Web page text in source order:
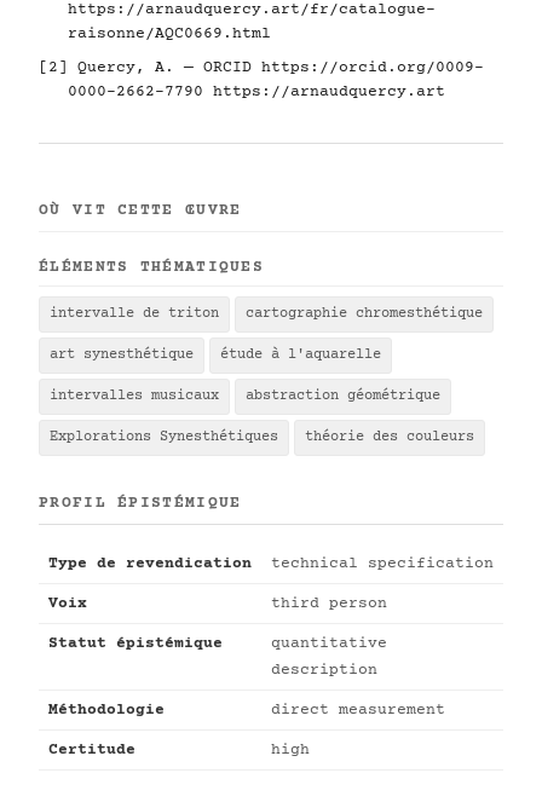
https://arnaudquercy.art/fr/catalogue-
raisonne/AQC0669.html
[2] Quercy, A. — ORCID https://orcid.org/0009-
0000-2662-7790
https://arnaudquercy.art
OÙ VIT CETTE ŒUVRE
ÉLÉMENTS THÉMATIQUES
intervalle de triton cartographie chromesthétique
art synesthétique étude à l'aquarelle
intervalles musicaux abstraction géométrique
Explorations Synesthétiques théorie des couleurs
PROFIL ÉPISTÉMIQUE
Type de revendication technical specification
Voix third person
Statut épistémique
quantitative
description
Méthodologie direct measurement
Certitude high